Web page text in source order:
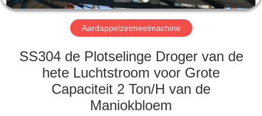
FABRIEKSREIS
KWALITEITSCONTROLE
CONTACTEER
Aardappelzetmeelmachine
SS304 de Plotselinge Droger van de
hete Luchtstroom voor Grote
Capaciteit 2 Ton/H van de
Maniokbloem